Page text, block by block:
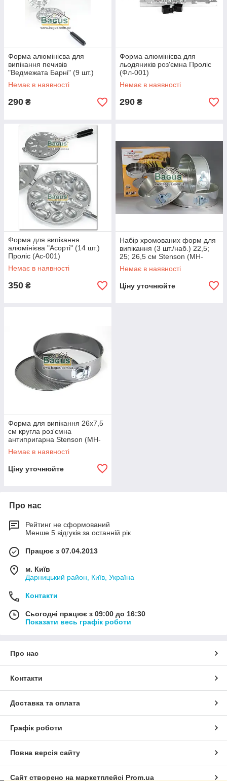
Форма алюмінієва для
випікання печивів
"Ведмежата Барні" (9 шт.)
Проліс (М-001)
Немає в наявності
290 ₴
Форма алюмінієва для
льодяників роз'ємна Проліс
(Фл-001)
Немає в наявності
290 ₴
Форма для випікання
алюмінієва "Асорті" (14 шт.)
Проліс (Ас-001)
Немає в наявності
350 ₴
Набір хромованих форм для
випікання (3 шт./наб.) 22,5;
25; 26,5 см Stenson (MH-
0120)
Немає в наявності
Ціну уточнюйте
Форма для випікання 26х7,5
см кругла роз'ємна
антипригарна Stenson (MH-
0766)
Немає в наявності
Ціну уточнюйте
Про нас
Рейтинг не сформований
Менше 5 відгуків за останній рік
Працює з 07.04.2013
м. Київ
Дарницький район, Київ, Україна
Контакти
Сьогодні працює з 09:00 до 16:30
Показати весь графік роботи
Про нас
Контакти
Доставка та оплата
Графік роботи
Повна версія сайту
Сайт створено на маркетплейсі Prom.ua